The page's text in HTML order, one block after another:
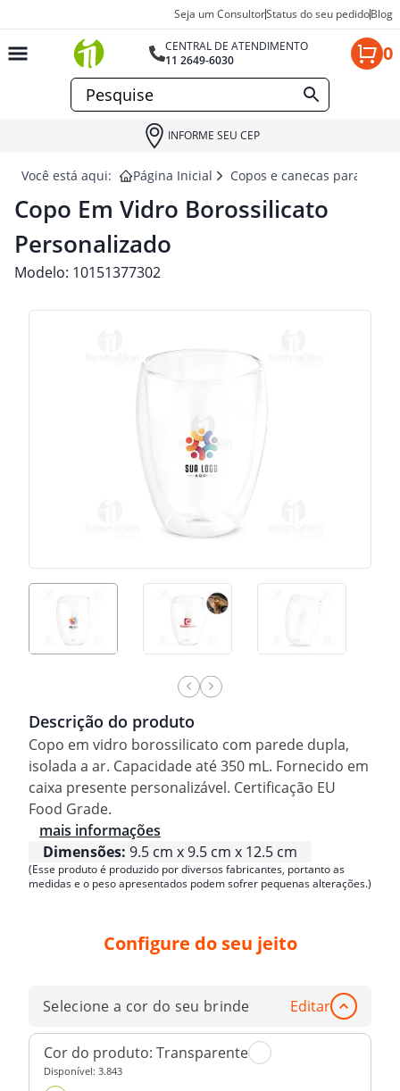
Seja um ConsultorStatus do seu pedidoBlog
CENTRAL DE ATENDIMENTO
11 2649-6030
0
INFORME SEU CEP
Você está aqui: Página Inicial Copos e canecas para
Copo Em Vidro Borossilicato
Personalizado
Modelo: 10151377302
Descrição do produto
Copo em vidro borossilicato com parede dupla,
isolada a ar. Capacidade até 350 mL. Fornecido em
caixa presente personalizável. Certificação EU
Food Grade.
mais informações
Dimensões: 9.5 cm x 9.5 cm x 12.5 cm
(Esse produto é produzido por diversos fabricantes, portanto as
medidas e o peso apresentados podem sofrer pequenas alterações.)
Configure do seu jeito
Selecione a cor do seu brinde Editar
Cor do produto: Transparente
Disponível: 3.843